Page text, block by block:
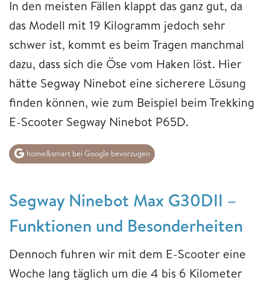
In den meisten Fällen klappt das ganz gut, da
das Modell mit 19 Kilogramm jedoch sehr
schwer ist, kommt es beim Tragen manchmal
dazu, dass sich die Öse vom Haken löst. Hier
hätte Segway Ninebot eine sicherere Lösung
finden können, wie zum Beispiel beim Trekking
E-Scooter Segway Ninebot P65D.
home&smart bei Google bevorzugen
Segway Ninebot Max G30DII –
Funktionen und Besonderheiten
Dennoch fuhren wir mit dem E-Scooter eine
Woche lang täglich um die 4 bis 6 Kilometer